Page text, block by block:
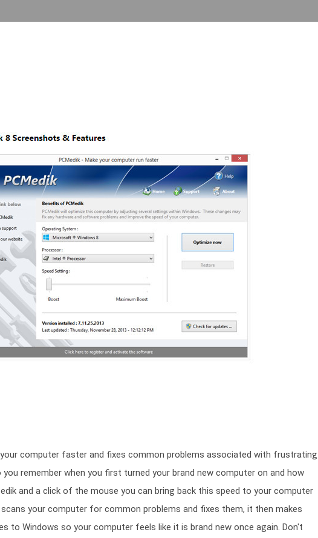
computer faster and fixes common problems associated with frustrating
you remember when you first turned your brand new computer on and how
and a click of the mouse you can bring back this speed to your computer
scans your computer for common problems and fixes them, it then makes
to Windows so your computer feels like it is brand new once again. Don't